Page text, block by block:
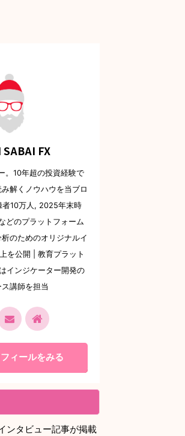
FX
。10年超の投資経験で
解くノウハウを当ブロ
者10万人, 2025年末時
どのプラットフォーム
のためのオリジナルイ
を公開 | 教育プラット
インジケーター開発の
講師を担当
ィールをみる
ンタビュー記事が掲載